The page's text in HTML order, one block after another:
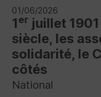
01/06/2026
1 er juillet 1901
siècle, les
solidarité, le
côtés
National